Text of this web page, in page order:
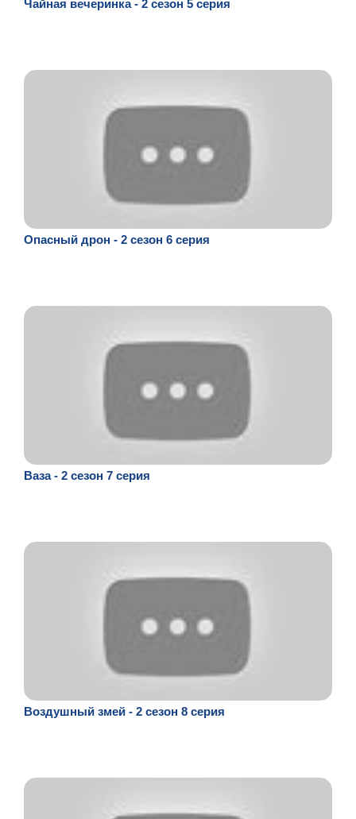
Чайная вечеринка - 2 сезон 5 серия
Опасный дрон - 2 сезон 6 серия
Ваза - 2 сезон 7 серия
Воздушный змей - 2 сезон 8 серия